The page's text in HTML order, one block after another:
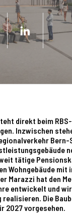
direkt beim
Inzwischen
tätige
Wohngebäude mit
Marazzi hat den
entwickelt und
realisieren. Die
2027 vorgesehen.